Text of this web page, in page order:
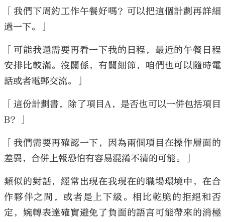
「我們下周約工作午餐好嗎？可以把這個計劃再詳細
過一下。」
「可能我還需要再看一下我的日程，最近的午餐日程
安排比較滿。沒關係，有關細節，咱們也可以隨時電
話或者電郵交流。」
「這份計劃書，除了項目A，是否也可以一併包括項目
B？」
「我們需要再確認一下，因為兩個項目在操作層面的
差異，合併上報恐怕有容易混淆不清的可能。」
類似的對話，經常出現在我現在的職場環境中，在合
作夥伴之間，或者是上下級。相比乾脆的拒絕和否
定，婉轉表達確實避免了負面的語言可能帶來的消極